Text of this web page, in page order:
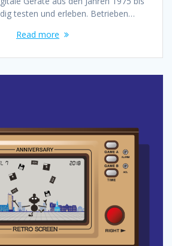
testen und erleben. Betrieben…
Read more